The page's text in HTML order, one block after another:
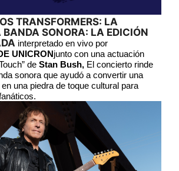
TRANSFORMERS: LA
SONORA: LA EDICIÓN
interpretado en vivo por
UNICRON junto con una actuación
de Stan Bush, El concierto rinde
sonora que ayudó a convertir una
en una piedra de toque cultural para